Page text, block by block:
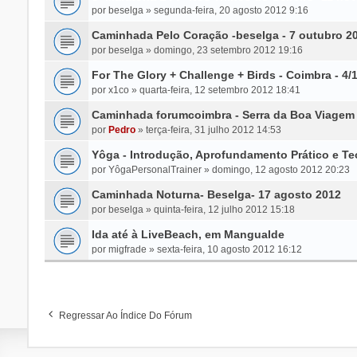
por beselga» segunda-feira, 20 agosto 2012 9:16
Caminhada Pelo Coração -beselga - 7 outubro
por beselga» domingo, 23 setembro 2012 19:16
For The Glory + Challenge + Birds - Coimbra - 4/
por x1co» quarta-feira, 12 setembro 2012 18:41
Caminhada forumcoimbra - Serra da Boa Viagem
por Pedro» terça-feira, 31 julho 2012 14:53
Yôga - Introdução, Aprofundamento Prático e
por YôgaPersonalTrainer» domingo, 12 agosto 2012 20:23
Caminhada Noturna- Beselga- 17 agosto 2012
por beselga» quinta-feira, 12 julho 2012 15:18
Ida até à LiveBeach, em Mangualde
por migfrade » sexta-feira, 10 agosto 2012 16:12
Regressar Ao Índice Do Fórum